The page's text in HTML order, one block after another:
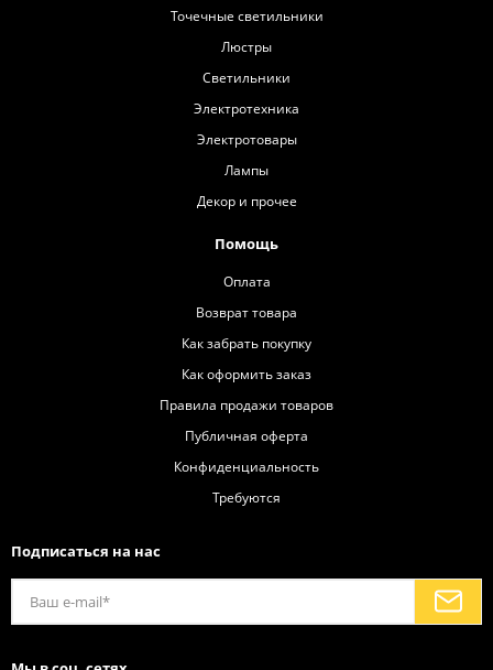
Точечные светильники
Люстры
Светильники
Электротехника
Электротовары
Лампы
Декор и прочее
Помощь
Оплата
Возврат товара
Как забрать покупку
Как оформить заказ
Правила продажи товаров
Публичная оферта
Конфиденциальность
Требуются
Подписаться на нас